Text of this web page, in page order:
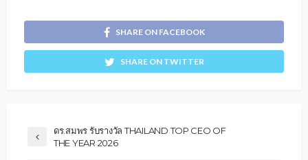
SHARE ON FACEBOOK
SHARE ON TWITTER
ดร.สมพร รับรางวัล THAILAND TOP CEO OF
THE YEAR 2026